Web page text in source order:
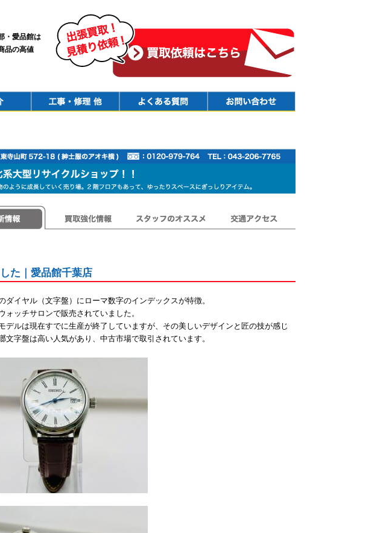
・愛品館は
品の高値
た｜愛品館千葉店
ダイヤル（文字盤）にローマ数字のインデックスが特徴。
ォッチサロンで販売されていました。
デルは現在すでに生産が終了していますが、その美しいデザインと匠の技が感じ
文字盤は高い人気があり、中古市場で取引されています。